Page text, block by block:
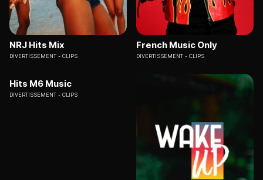
NRJ Hits Mix
DIVERTISSEMENT CLIPS
French Music Only
DIVERTISSEMENT CLIPS
Hits M6 Music
DIVERTISSEMENT CLIPS